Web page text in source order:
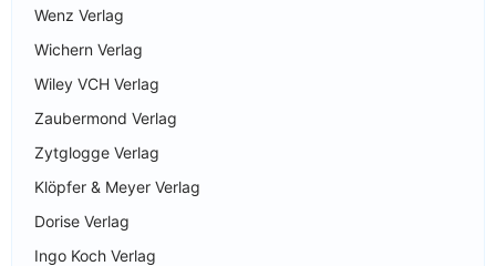
Wenz Verlag
Wichern Verlag
Wiley VCH Verlag
Zaubermond Verlag
Zytglogge Verlag
Klöpfer & Meyer Verlag
Dorise Verlag
Ingo Koch Verlag